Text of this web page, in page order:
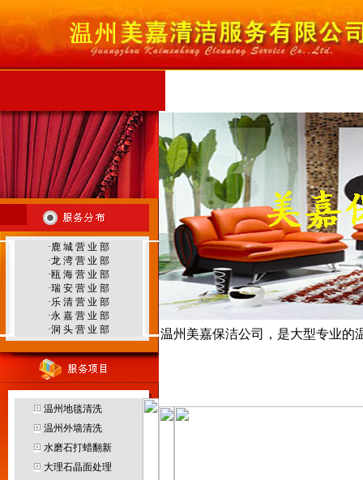
·鹿 城 营 业 部
·龙 湾 营 业 部
·瓯 海 营 业 部
·瑞 安 营 业 部
·乐 清 营 业 部
·永 嘉 营 业 部
·洞 头 营 业 部 温州美嘉保洁公司，是大型专业的
温州地毯清洗
温州外墙清洗
水磨石打蜡翻新
大理石晶面处理
温州外墙清洗
温州地毯清洗
温州环境治理
温州园林绿化